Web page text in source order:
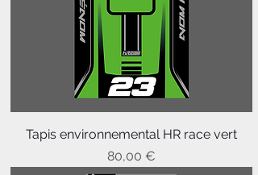
Tapis environnemental HR race vert
Prix
80,00 €